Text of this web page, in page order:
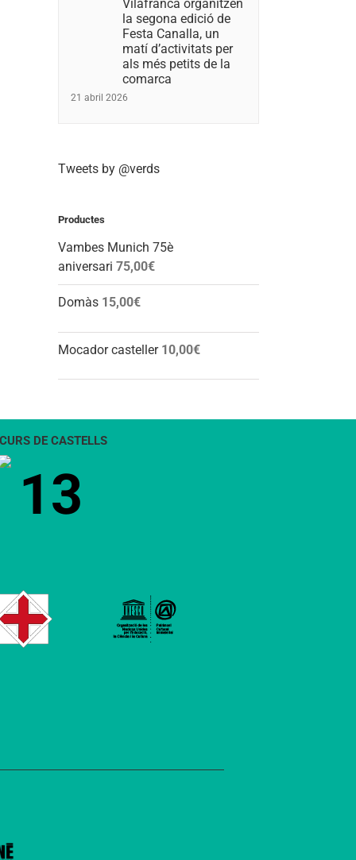
Vilafranca organitzen
la segona edició de
Festa Canalla, un
matí d’activitats per
als més petits de la
comarca
21 abril 2026
Tweets by @verds
Productes
Vambes Munich 75è
aniversari 75,00€
Domàs 15,00€
Mocador casteller 10,00€
DE CASTELLS
13